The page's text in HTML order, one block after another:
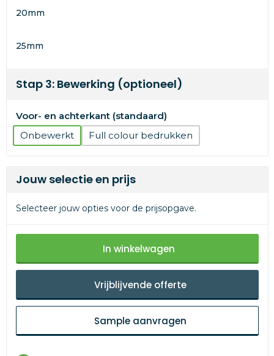
20mm
25mm
Stap 3: Bewerking (optioneel)
Voor- en achterkant (standaard)
Onbewerkt
Full colour
Jouw selectie en prijs
Selecteer jouw opties voor de prijsopgave.
In winkelwagen
Vrijblijvende offerte
Sample aanvragen